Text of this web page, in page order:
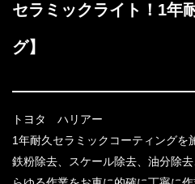
セラミックライト！1
グ】
トヨタ ハリアー
1年耐久セラミックコーティングを
鉄粉除去、スケール除去、油分除